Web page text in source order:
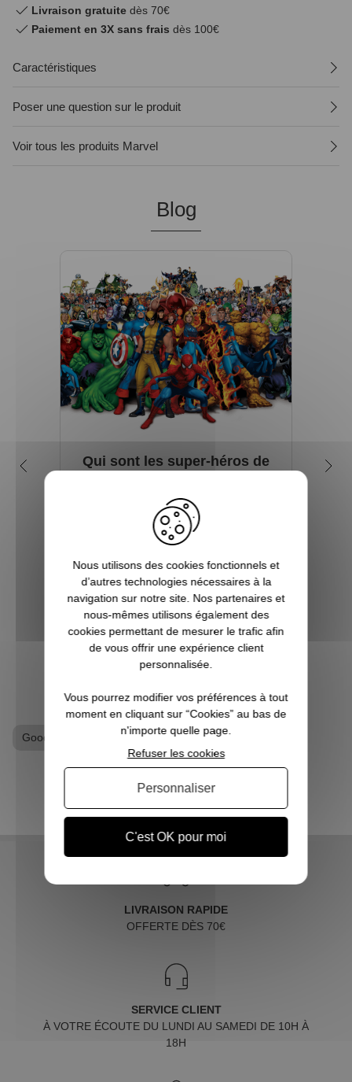
Livraison gratuite dès 70€
Paiement en 3X sans frais dès 100€
Caractéristiques
Poser une question sur le produit
Voir tous les produits Marvel
Blog
Qui sont les super-héros de
Depuis de nombreuses années, l'on
assiste à la sortie de beaucoup de films
spéciaux insoupçonnables et
inimaginables. Et bien souvent, les budgets
à allouer sont tout aussi phénoménaux.
Souve...
VOIR L'ARTICLE
Goodies Marvel Mug
LIVRAISON RAPIDE
OFFERTE DÈS 70€
SERVICE CLIENT
À VOTRE ÉCOUTE DU LUNDI AU SAMEDI DE 10H À
18H
Nous utilisons des cookies fonctionnels et
d’autres technologies nécessaires à la
navigation sur notre site. Nos partenaires et
nous-mêmes utilisons également des
cookies permettant de mesurer le trafic afin
de vous offrir une expérience client
personnalisée.
Vous pourrez modifier vos préférences à tout
moment en cliquant sur “Cookies” au bas de
n'importe quelle page.
C'est OK pour moi
Refuser les cookies
Personnaliser